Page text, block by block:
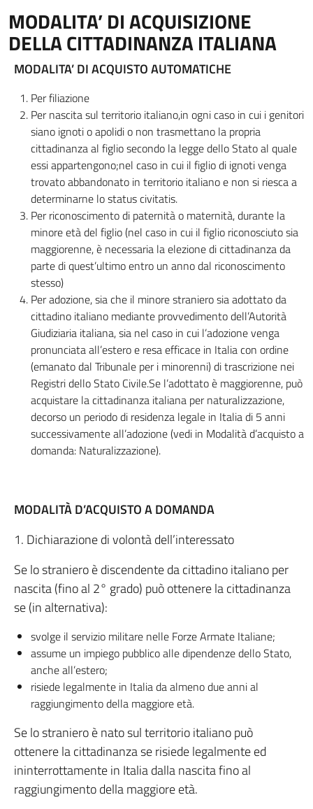
MODALITA’ DI ACQUISIZIONE
DELLA CITTADINANZA ITALIANA
MODALITA’ DI ACQUISTO AUTOMATICHE
Per filiazione
Per nascita sul territorio italiano,in ogni caso in cui i genitori
siano ignoti o apolidi o non trasmettano la propria
cittadinanza al figlio secondo la legge dello Stato al quale
essi appartengono;nel caso in cui il figlio di ignoti venga
trovato abbandonato in territorio italiano e non si riesca a
determinarne lo status civitatis.
Per riconoscimento di paternità o maternità, durante la
minore età del figlio (nel caso in cui il figlio riconosciuto sia
maggiorenne, è necessaria la elezione di cittadinanza da
parte di quest’ultimo entro un anno dal riconoscimento
stesso)
Per adozione, sia che il minore straniero sia adottato da
cittadino italiano mediante provvedimento dell’Autorità
Giudiziaria italiana, sia nel caso in cui l’adozione venga
pronunciata all’estero e resa efficace in Italia con ordine
(emanato dal Tribunale per i minorenni) di trascrizione nei
Registri dello Stato Civile.Se l’adottato è maggiorenne, può
acquistare la cittadinanza italiana per naturalizzazione,
decorso un periodo di residenza legale in Italia di 5 anni
successivamente all’adozione (vedi in Modalità d’acquisto a
domanda: Naturalizzazione).
MODALITÀ D’ACQUISTO A DOMANDA
1. Dichiarazione di volontà dell’interessato
Se lo straniero è discendente da cittadino italiano per
nascita (fino al 2° grado) può ottenere la cittadinanza
se (in alternativa):
svolge il servizio militare nelle Forze Armate Italiane;
assume un impiego pubblico alle dipendenze dello Stato,
anche all’estero;
risiede legalmente in Italia da almeno due anni al
raggiungimento della maggiore età.
Se lo straniero è nato sul territorio italiano può
ottenere la cittadinanza se risiede legalmente ed
ininterrottamente in Italia dalla nascita fino al
raggiungimento della maggiore età.